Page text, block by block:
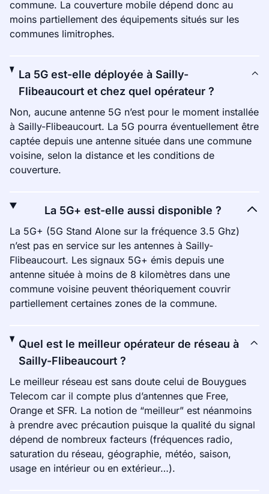
commune. La couverture mobile dépend donc au
moins partiellement des équipements situés sur les
communes limitrophes.
La 5G est-elle déployée à Sailly-
Flibeaucourt et chez quel opérateur ?
Non, aucune antenne 5G n’est pour le moment installée
à Sailly-Flibeaucourt. La 5G pourra éventuellement être
captée depuis une antenne située dans une commune
voisine, selon la distance et les conditions de
couverture.
La 5G+ est-elle aussi disponible ?
La 5G+ (5G Stand Alone sur la fréquence 3.5 Ghz)
n’est pas en service sur les antennes à Sailly-
Flibeaucourt. Les signaux 5G+ émis depuis une
antenne située à moins de 8 kilomètres dans une
commune voisine peuvent théoriquement couvrir
partiellement certaines zones de la commune.
Quel est le meilleur opérateur de réseau à
Sailly-Flibeaucourt ?
Le meilleur réseau est sans doute celui de Bouygues
Telecom car il compte plus d’antennes que Free,
Orange et SFR. La notion de “meilleur” est néanmoins
à prendre avec précaution puisque la qualité du signal
dépend de nombreux facteurs (fréquences radio,
saturation du réseau, géographie, météo, saison,
usage en intérieur ou en extérieur…).